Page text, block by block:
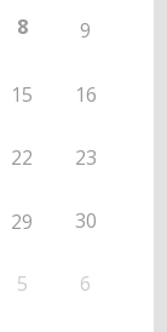
8 9
15 16
22 23
29 30
5 6